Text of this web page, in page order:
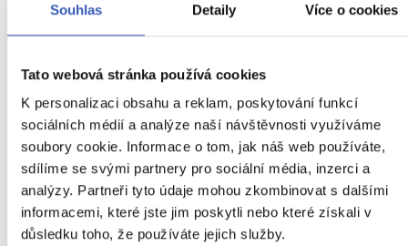
Souhlas Detaily Více o cookies
Tato webová stránka používá cookies
K personalizaci obsahu a reklam, poskytování funkcí
sociálních médií a analýze naší návštěvnosti využíváme
soubory cookie. Informace o tom, jak náš web používáte,
sdílíme se svými partnery pro sociální média, inzerci a
analýzy. Partneři tyto údaje mohou zkombinovat s dalšími
informacemi, které jste jim poskytli nebo které získali v
důsledku toho, že používáte jejich služby.
EXPERT RADYNACESTU.CZ
zážitky – to je celá podstata
cestování.